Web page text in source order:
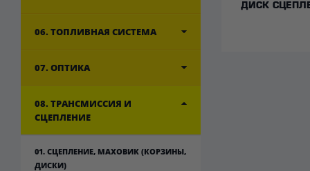
06. ТОПЛИВНАЯ СИСТЕМА
07. ОПТИКА
08. ТРАНСМИССИЯ И
СЦЕПЛЕНИЕ
01. СЦЕПЛЕНИЕ, МАХОВИК (КОРЗИНЫ,
ДИСКИ)
ДИСК